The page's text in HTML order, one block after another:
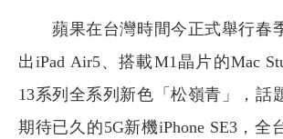
蘋果在台灣時間今正式舉行春
出iPad Air5、搭載M1晶片的Mac
13系列全系列新色「松嶺青」，話
期待已久的5G新機iPhone SE3，全